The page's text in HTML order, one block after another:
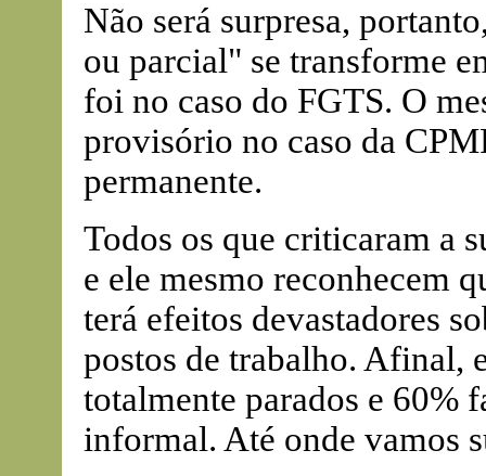
Não será surpresa,
ou parcial" se transforme
foi no caso do FGTS. O
provisório no caso da
permanente.
Todos os que criticaram a
e ele mesmo reconhecem
terá efeitos devastadores
postos de trabalho. Afinal,
totalmente parados e 60%
informal. Até onde vamos